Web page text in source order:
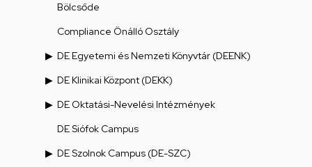
Bölcsőde
Compliance Önálló Osztály
DE Egyetemi és Nemzeti Könyvtár (DEENK)
DE Klinikai Központ (DEKK)
DE Oktatási-Nevelési Intézmények
DE Siófok Campus
DE Szolnok Campus (DE-SZC)